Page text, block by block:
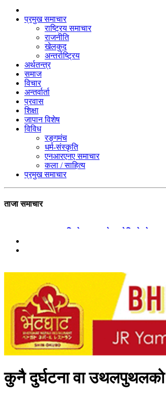
प्रमुख समाचार
राष्ट्रिय समाचार
राजनीति
खेलकुद
अन्तर्राष्ट्रिय
अर्थतन्त्र
समाज
विचार
अन्तर्वार्ता
प्रवास
शिक्षा
जापान विशेष
विविध
रङ्गमंच
धर्म-संस्कृति
एनआरएनए समाचार
कला / साहित्य
प्रमुख समाचार
ताजा समाचार
कुनै दुर्घटना वा उथलपुथलको